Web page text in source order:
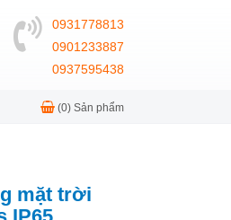
0931778813
0901233887
0937595438
(0) Sản phẩm
mặt trời